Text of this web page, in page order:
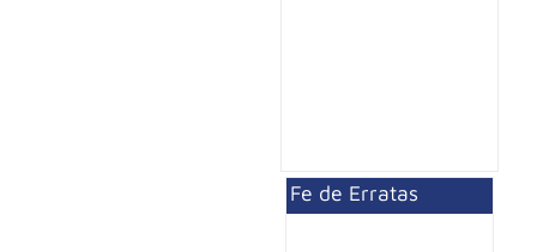
Fe de Erratas